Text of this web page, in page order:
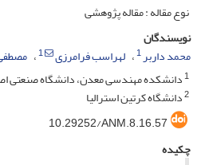
نوع مقاله : مقاله پژوهشی
نویسندگان
محمد داربر1 لهراسب فرامرزی 1
1دانشکده مهندسی معدن، دانشگاه صنعتی
2دانشگاه کرتین استرالیا
10.29252/ANM.8.16.57
چکیده